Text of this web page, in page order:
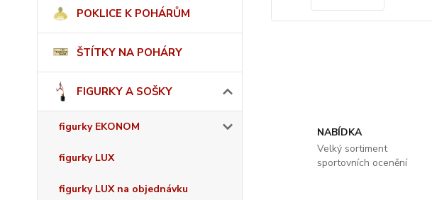
POKLICE K POHÁRŮM
ŠTÍTKY NA POHÁRY
FIGURKY A SOŠKY
figurky EKONOM
figurky LUX
figurky LUX na objednávku
NABÍDKA
Velký sortiment
sportovních ocenění